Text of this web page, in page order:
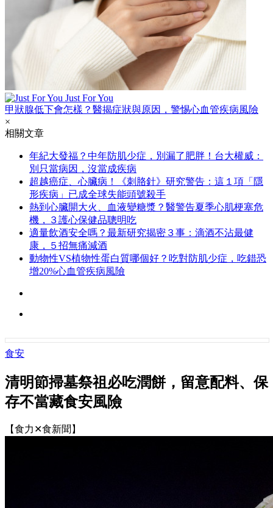
Just For You
甲狀腺低下會怎樣？醫揭症狀與原因，警惕心血管疾病風險
×
相關文章
年紀大發福？中年防肌少症，別漏了肥胖！台大權威：
別只當病因，沒當成疾病
超越癌症、心臟病！《刺胳針》研究警告：這１項「隱
形疾病」已成全球失能頭號殺手
熱到心臟開大火、血液變糖漿？醫警告夏季心肌梗塞危
機，３護心保健品聰明吃
適量飲酒安全嗎？最新研究揭密３事：滴酒不沾最健
康，５招無痛減酒
動物性VS植物性蛋白質哪個好？吃對防肌少症，吃錯恐
增20%心血管疾病風險
食安
清明節掃墓祭祖必吃潤餅，留意配料、保
存不當藏食安風險
【食力✕食新聞】